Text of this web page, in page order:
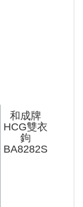
和成牌
HCG雙衣
鉤
BA8282S